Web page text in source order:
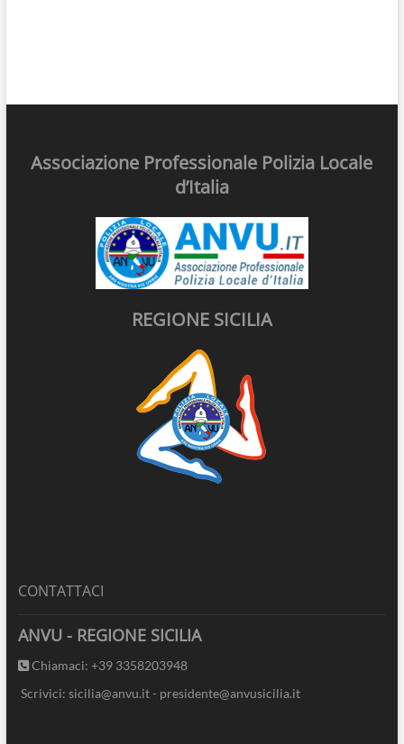
Associazione Professionale Polizia Locale
d’Italia
REGIONE SICILIA
CONTATTACI
ANVU - REGIONE SICILIA
Chiamaci: +39 3358203948
Scrivici: sicilia@anvu.it - presidente@anvusicilia.it